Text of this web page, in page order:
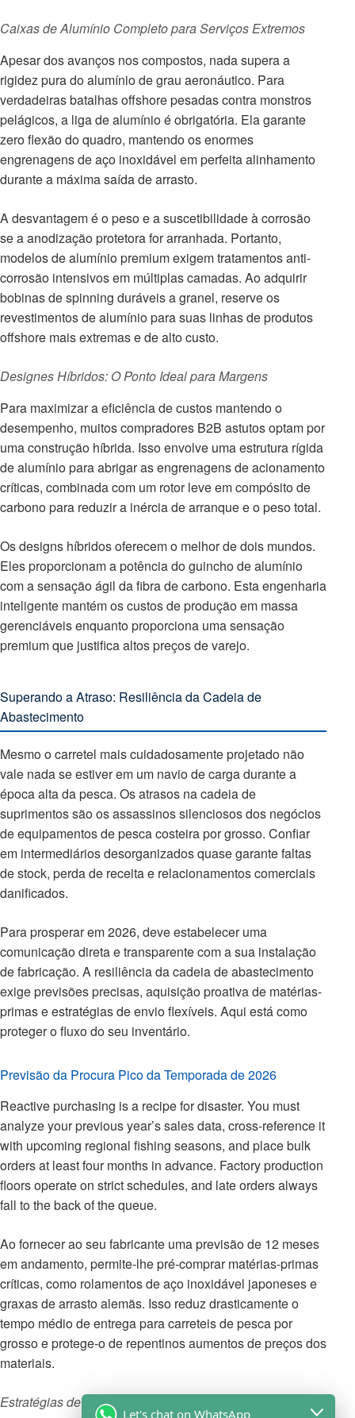
Caixas de Alumínio Completo para Serviços Extremos
Apesar dos avanços nos compostos, nada supera a
rigidez pura do alumínio de grau aeronáutico. Para
verdadeiras batalhas offshore pesadas contra monstros
pelágicos, a liga de alumínio é obrigatória. Ela garante
zero flexão do quadro, mantendo os enormes
engrenagens de aço inoxidável em perfeita alinhamento
durante a máxima saída de arrasto.
A desvantagem é o peso e a suscetibilidade à corrosão
se a anodização protetora for arranhada. Portanto,
modelos de alumínio premium exigem tratamentos anti-
corrosão intensivos em múltiplas camadas. Ao adquirir
bobinas de spinning duráveis a granel, reserve os
revestimentos de alumínio para suas linhas de produtos
offshore mais extremas e de alto custo.
Designes Híbridos: O Ponto Ideal para Margens
Para maximizar a eficiência de custos mantendo o
desempenho, muitos compradores B2B astutos optam por
uma construção híbrida. Isso envolve uma estrutura rígida
de alumínio para abrigar as engrenagens de acionamento
críticas, combinada com um rotor leve em compósito de
carbono para reduzir a inércia de arranque e o peso total.
Os designs híbridos oferecem o melhor de dois mundos.
Eles proporcionam a potência do guincho de alumínio
com a sensação ágil da fibra de carbono. Esta engenharia
inteligente mantém os custos de produção em massa
gerenciáveis enquanto proporciona uma sensação
premium que justifica altos preços de varejo.
Superando a Atraso: Resiliência da Cadeia de
Abastecimento
Mesmo o carretel mais cuidadosamente projetado não
vale nada se estiver em um navio de carga durante a
época alta da pesca. Os atrasos na cadeia de
suprimentos são os assassinos silenciosos dos negócios
de equipamentos de pesca costeira por grosso. Confiar
em intermediários desorganizados quase garante faltas
de stock, perda de receita e relacionamentos comerciais
danificados.
Para prosperar em 2026, deve estabelecer uma
comunicação direta e transparente com a sua instalação
de fabricação. A resiliência da cadeia de abastecimento
exige previsões precisas, aquisição proativa de matérias-
primas e estratégias de envio flexíveis. Aqui está como
proteger o fluxo do seu inventário.
Previsão da Procura Pico da Temporada de 2026
Reactive purchasing is a recipe for disaster. You must
analyze your previous year’s sales data, cross-reference it
with upcoming regional fishing seasons, and place bulk
orders at least four months in advance. Factory production
floors operate on strict schedules, and late orders always
fall to the back of the queue.
Ao fornecer ao seu fabricante uma previsão de 12 meses
em andamento, permite-lhe pré-comprar matérias-primas
críticas, como rolamentos de aço inoxidável japoneses e
graxas de arrasto alemãs. Isso reduz drasticamente o
tempo médio de entrega para carreteis de pesca por
grosso e protege-o de repentinos aumentos de preços dos
materiais.
Estratégias de Comunicação Direta com o Fabricante
Let's chat on WhatsApp